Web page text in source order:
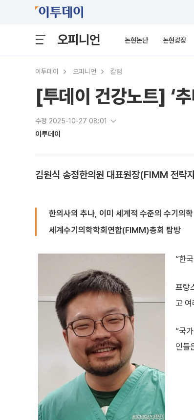
오피니언 논현논단 논현광장
이투데이 오피니언 칼럼
[투데이 건강노트] ‘
수정 2025-10-27 08:01
이투데이
김원식 송정한의원 대표원장(FIMM 전략
한의사의 추나, 이미 세계적 수준의 수기의학
세계수기의학학회연합(FIMM)총회 탐방
“한
프랑
고 여
“국
인들